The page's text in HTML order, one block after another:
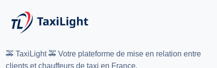
🚕 TaxiLight 🚕 Votre plateforme de mise en relation entre
clients et chauffeurs de taxi en France.